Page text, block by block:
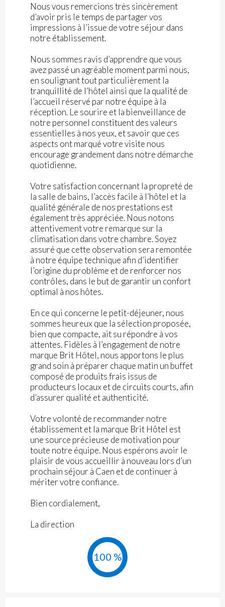
Nous vous remercions très sincèrement
d’avoir pris le temps de partager vos
impressions à l’issue de votre séjour dans
notre établissement.
Nous sommes ravis d’apprendre que vous
avez passé un agréable moment parmi nous,
en soulignant tout particulièrement la
tranquillité de l’hôtel ainsi que la qualité de
l’accueil réservé par notre équipe à la
réception. Le sourire et la bienveillance de
notre personnel constituent des valeurs
essentielles à nos yeux, et savoir que ces
aspects ont marqué votre visite nous
encourage grandement dans notre démarche
quotidienne.
Votre satisfaction concernant la propreté de
la salle de bains, l’accès facile à l’hôtel et la
qualité générale de nos prestations est
également très appréciée. Nous notons
attentivement votre remarque sur la
climatisation dans votre chambre. Soyez
assuré que cette observation sera remontée
à notre équipe technique afin d’identifier
l’origine du problème et de renforcer nos
contrôles, dans le but de garantir un confort
optimal à nos hôtes.
En ce qui concerne le petit-déjeuner, nous
sommes heureux que la sélection proposée,
bien que compacte, ait su répondre à vos
attentes. Fidèles à l’engagement de notre
marque Brit Hôtel, nous apportons le plus
grand soin à préparer chaque matin un buffet
composé de produits frais issus de
producteurs locaux et de circuits courts, afin
d’assurer qualité et authenticité.
Votre volonté de recommander notre
établissement et la marque Brit Hôtel est
une source précieuse de motivation pour
toute notre équipe. Nous espérons avoir le
plaisir de vous accueillir à nouveau lors d’un
prochain séjour à Caen et de continuer à
mériter votre confiance.
Bien cordialement,
La direction
100 %